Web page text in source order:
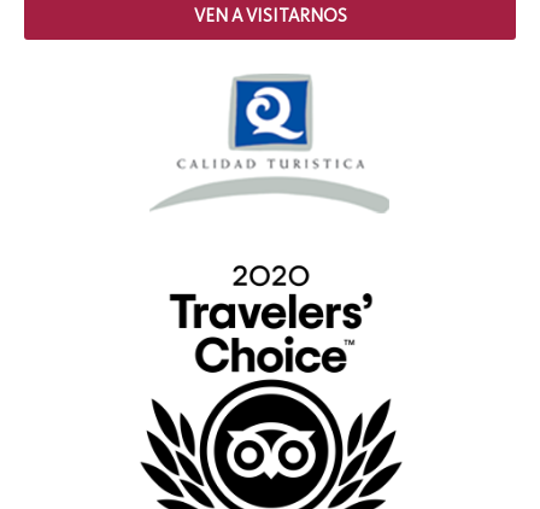
VEN A VISITARNOS